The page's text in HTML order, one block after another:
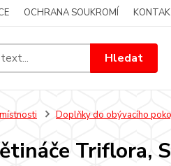
OCHRANA SOUKROMÍ
Hledat
Doplňky do obývacího
Triflora,